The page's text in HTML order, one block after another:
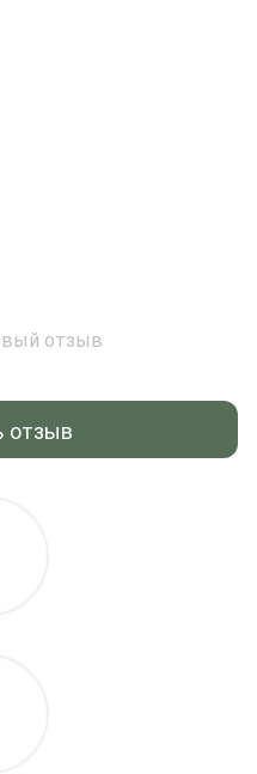
отзыв
отзыв